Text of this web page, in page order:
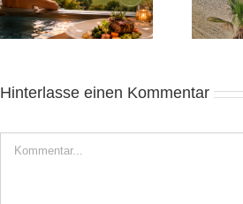
2025: Sonnige Auszeit
Hinterlasse einen Kommentar